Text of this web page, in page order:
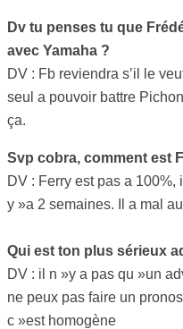
Dv tu penses tu que
avec Yamaha ?
DV : Fb reviendra s’il le
seul a pouvoir battre
ça.
Svp cobra, comment est
DV : Ferry est pas a 100%,
y »a 2 semaines. Il a mal
Qui est ton plus sérieux
DV : il n »y a pas qu »un
ne peux pas faire un
c »est homogène